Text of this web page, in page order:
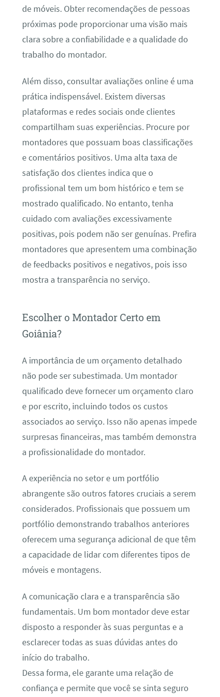
de móveis. Obter recomendações de pessoas
próximas pode proporcionar uma visão mais
clara sobre a confiabilidade e a qualidade do
trabalho do montador.
Além disso, consultar avaliações online é uma
prática indispensável. Existem diversas
plataformas e redes sociais onde clientes
compartilham suas experiências. Procure por
montadores que possuam boas classificações
e comentários positivos. Uma alta taxa de
satisfação dos clientes indica que o
profissional tem um bom histórico e tem se
mostrado qualificado. No entanto, tenha
cuidado com avaliações excessivamente
positivas, pois podem não ser genuínas. Prefira
montadores que apresentem uma combinação
de feedbacks positivos e negativos, pois isso
mostra a transparência no serviço.
Escolher o Montador Certo em
Goiânia?
A importância de um orçamento detalhado
não pode ser subestimada. Um montador
qualificado deve fornecer um orçamento claro
e por escrito, incluindo todos os custos
associados ao serviço. Isso não apenas impede
surpresas financeiras, mas também demonstra
a profissionalidade do montador.
A experiência no setor e um portfólio
abrangente são outros fatores cruciais a serem
considerados. Profissionais que possuem um
portfólio demonstrando trabalhos anteriores
oferecem uma segurança adicional de que têm
a capacidade de lidar com diferentes tipos de
móveis e montagens.
A comunicação clara e a transparência são
fundamentais. Um bom montador deve estar
disposto a responder às suas perguntas e a
esclarecer todas as suas dúvidas antes do
início do trabalho.
Dessa forma, ele garante uma relação de
confiança e permite que você se sinta seguro